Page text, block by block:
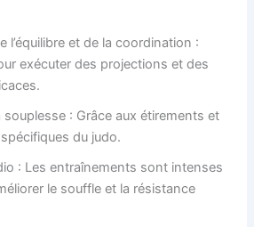
l’équilibre et de la coordination :
exécuter des projections et des
: Grâce aux étirements et
du judo.
: Les entraînements sont intenses
le souffle et la résistance